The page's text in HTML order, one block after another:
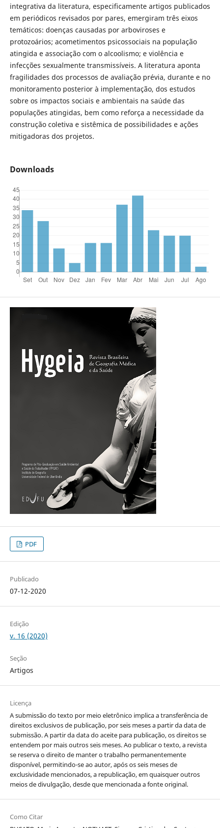
integrativa da literatura, especificamente artigos publicados
em periódicos revisados por pares, emergiram três eixos
temáticos: doenças causadas por arboviroses e
protozoários; acometimentos psicossociais na população
atingida e associação com o alcoolismo; e violência e
infecções sexualmente transmissíveis. A literatura aponta
fragilidades dos processos de avaliação prévia, durante e no
monitoramento posterior à implementação, dos estudos
sobre os impactos sociais e ambientais na saúde das
populações atingidas, bem como reforça a necessidade da
construção coletiva e sistêmica de possibilidades e ações
mitigadoras dos projetos.
Downloads
PDF
Publicado
07-12-2020
Edição
v. 16 (2020)
Seção
Artigos
Licença
A submissão do texto por meio eletrônico implica a transferência de
direitos exclusivos de publicação, por seis meses a partir da data de
submissão. A partir da data do aceite para publicação, os direitos se
entendem por mais outros seis meses. Ao publicar o texto, a revista
se reserva o direito de manter o trabalho permanentemente
disponível, permitindo-se ao autor, após os seis meses de
exclusividade mencionados, a republicação, em quaisquer outros
meios de divulgação, desde que mencionada a fonte original.
Como Citar